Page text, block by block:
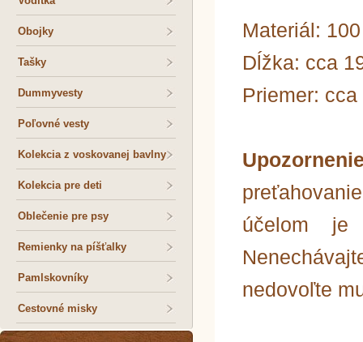
Obojky
Tašky
Dummyvesty
Poľovné vesty
Kolekcia z voskovanej bavlny
Kolekcia pre deti
Oblečenie pre psy
Remienky na píšťalky
Pamlskovníky
Cestovné misky
Materiál:
Dĺžka: cca
Priemer: cca
účelom je
nedovoľte